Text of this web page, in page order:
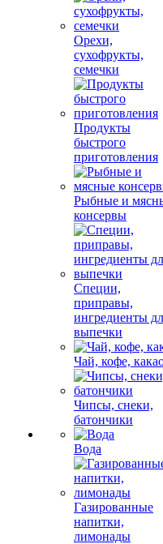
Орехи,
сухофрукты,
семечки
Продукты
быстрого
приготовления
Рыбные и
консервы
Специи,
приправы,
ингредиенты
выпечки
Чай, кофе,
Чипсы, снеки,
батончики
Вода
Газированные
напитки,
лимонады